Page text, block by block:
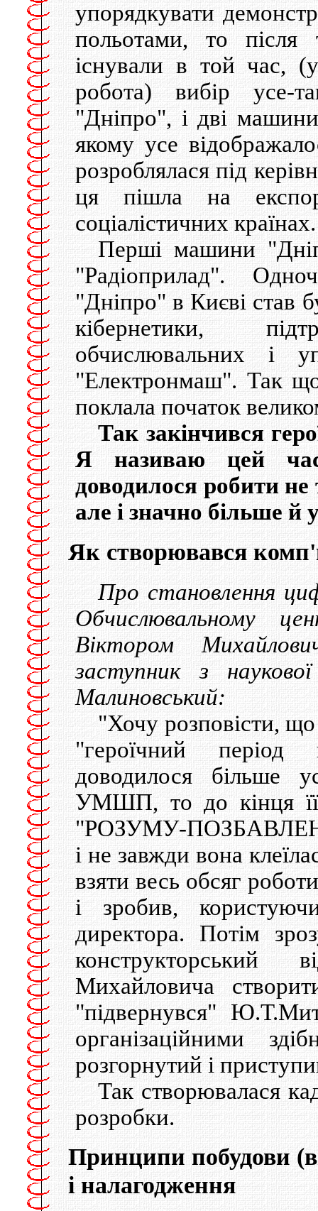
упорядкувати
польотами, то
iснували в той час,
робота) вибiр усе-
"Дніпро", i двi машини
якому усе
розроблялася пiд
ця пiшла на
соцiалiстичних країнах.
Першi машини
"Радiоприлад".
"Дніпро" в Києвi став
кiбернетики,
обчислювальних i
"Електронмаш". Так
поклала початок
Так закінчився
Я називаю цей
доводилося робити
але і значно більше
Як створювався
Про становлення
Обчислювальному
Віктором
заступник з
Малиновський:
"Хочу розповісти,
"героїчний період
доводилося більше
УМШП, то до кінця
"РОЗУМУ-
і не завжди вона
взяти весь обсяг
і зробив,
директора. Потім
Михайловича
"підвернувся"
організаційними
розгорнутий і
Так створювалася
розробки.
Принципи побудови
і налагодження